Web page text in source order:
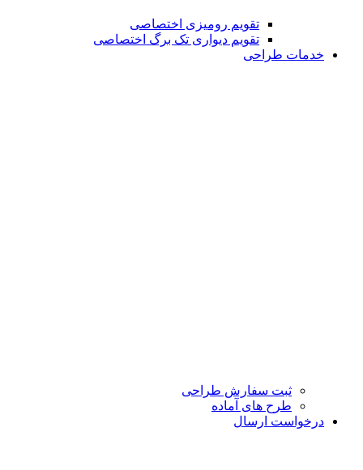
تقویم رومیزی اختصاصی
تقویم دیواری تک برگ اختصاصی
خدمات طراحی
ثبت سفارش طراحی
طرح های آماده
درخواست ارسال